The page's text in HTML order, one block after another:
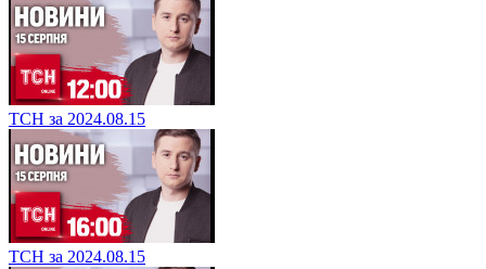
ТСН за 2024.08.15
ТСН за 2024.08.15